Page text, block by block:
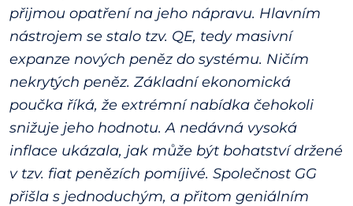
přijmou opatření na jeho nápravu. Hlavním
nástrojem se stalo tzv. QE, tedy masivní
expanze nových peněz do systému. Ničím
nekrytých peněz. Základní ekonomická
poučka říká, že extrémní nabídka čehokoli
snižuje jeho hodnotu. A nedávná vysoká
inflace ukázala, jak může být bohatství držené
v tzv. fiat penězích pomíjivé. Společnost GG
přišla s jednoduchým, a přitom geniálním